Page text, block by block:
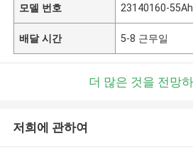
모델 번호 23140160-55Ah
배달 시간 5-8 근무일
더 많은 것을 전망
저희에 관하여